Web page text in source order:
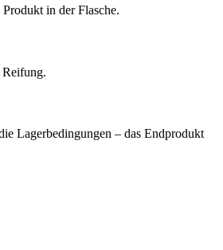
in der Flasche.
Reifung.
Lagerbedingungen – das Endprodukt